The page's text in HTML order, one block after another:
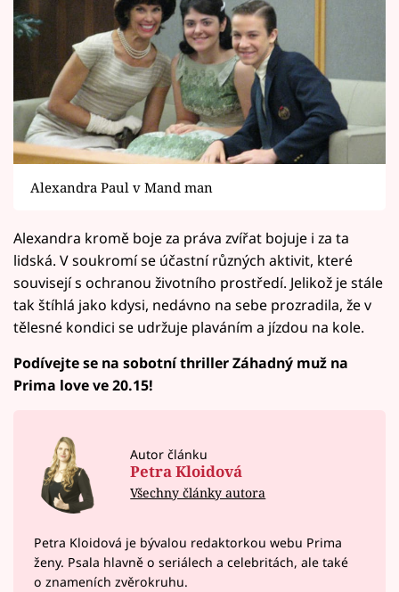
Alexandra Paul v Mand man
Alexandra kromě boje za práva zvířat bojuje i za ta
lidská. V soukromí se účastní různých aktivit, které
souvisejí s ochranou životního prostředí. Jelikož je stále
tak štíhlá jako kdysi, nedávno na sebe prozradila, že v
tělesné kondici se udržuje plaváním a jízdou na kole.
Podívejte se na sobotní thriller Záhadný muž na
Prima love ve 20.15!
Autor článku
Petra Kloidová
Všechny články autora
Petra Kloidová je bývalou redaktorkou webu Prima
ženy. Psala hlavně o seriálech a celebritách, ale také
o znameních zvěrokruhu.